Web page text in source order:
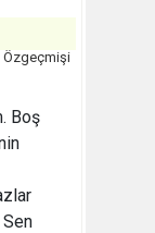
Özgeçmişi
Boş